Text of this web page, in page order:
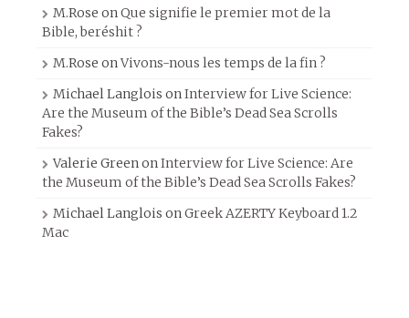
M.Rose onQue signifie le premier mot de la
Bible, beréshit ?
M.Rose onVivons-nous les temps de la fin ?
Michael Langlois onInterview for Live Science:
Are the Museum of the Bible’s Dead Sea Scrolls
Fakes?
Valerie GreenonInterview for Live Science: Are
the Museum of the Bible’s Dead Sea Scrolls Fakes?
Michael Langlois onGreek AZERTY Keyboard 1.2
Mac